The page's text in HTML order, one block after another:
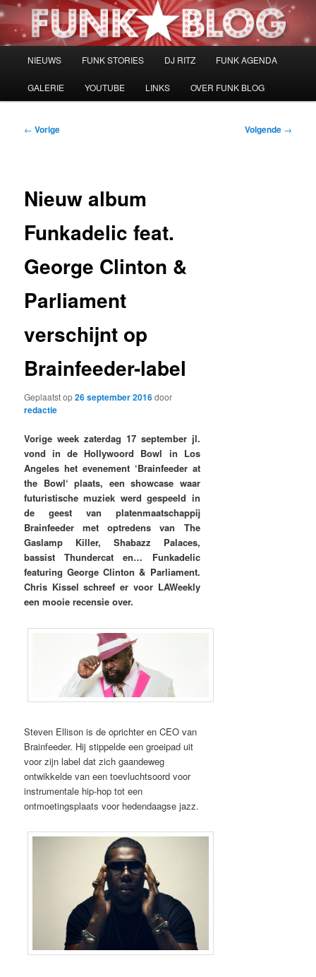
Spring
naar
NIEUWS FUNK STORIES DJ RITZ FUNK AGENDA
GALERIE YOUTUBE LINKS OVER FUNK BLOG
Bericht
← Vorige Volgende →
Nieuw album
Funkadelic feat.
George Clinton &
Parliament
verschijnt op
Brainfeeder-label
Geplaatst op26 september 2016door
redactie
Vorige week zaterdag 17 september jl.
vond in de Hollywoord Bowl in Los
Angeles het evenement ‘Brainfeeder at
the Bowl‘ plaats, een showcase waar
futuristische muziek werd gespeeld in
de geest van platenmaatschappij
Brainfeeder met optredens van The
Gaslamp Killer, Shabazz Palaces,
bassist Thundercat en… Funkadelic
featuring George Clinton & Parliament.
Chris Kissel schreef er voor LAWeekly
een mooie recensie over.
Steven Ellison is de oprichter en CEO van
Brainfeeder. Hij stippelde een groeipad uit
voor zijn label dat zich gaandeweg
ontwikkelde van een toevluchtsoord voor
instrumentale hip-hop tot een
ontmoetingsplaats voor hedendaagse jazz.